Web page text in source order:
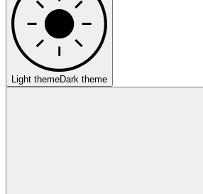
Light themeDark theme